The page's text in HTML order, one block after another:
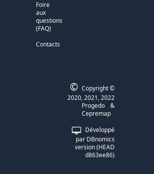
Foire
aux
questions
(FAQ)
Contacts
Développé
par DBnomics
version (HEAD
d863ee86)
© Copyright ©
2020, 2021, 2022
Progedo
&
Cepremap